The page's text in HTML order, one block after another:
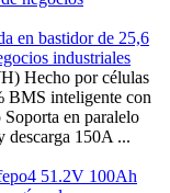
en bastidor de 25,6
industriales
Hecho por células
BMS inteligente con
en paralelo
descarga 150A ...